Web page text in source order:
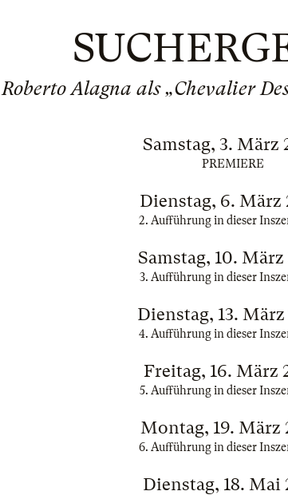
Roberto Alagna als „Chevalier
Samstag, 3. März
PREMIERE
Dienstag, 6. März
2. Aufführung in dieser
Samstag, 10.
3. Aufführung in dieser
Dienstag, 13.
4. Aufführung in dieser
Freitag, 16. März
5. Aufführung in dieser
Montag, 19. März
6. Aufführung in dieser
Dienstag, 18. Mai